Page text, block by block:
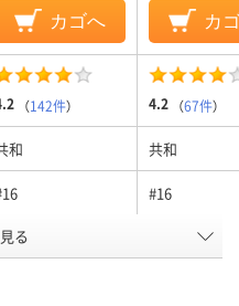
カゴへ カ
（142件） 4.2 （67件）
和 共和
#16
ラウン系 ブラウン系
る